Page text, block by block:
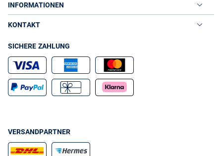
INFORMATIONEN
KONTAKT
SICHERE ZAHLUNG
VERSANDPARTNER